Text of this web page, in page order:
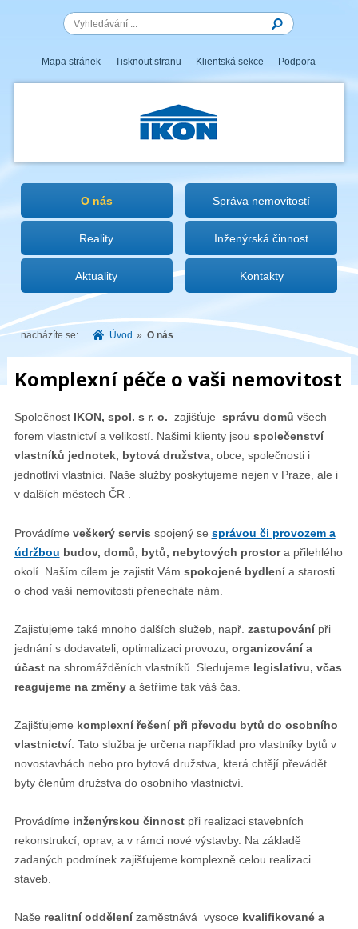
Mapa stránek Tisknout stranu Klientská sekce Podpora
IKON.CZ
O nás Správa nemovitostí
Reality Inženýrská činnost
Aktuality Kontakty
nacházíte se: Úvod » O nás
Komplexní péče o vaši nemovitost
SpolečnostIKON, spol. s r. o. zajišťuje správu domů všech
forem vlastnictví a velikostí. Našimi klienty jsou společenství
vlastníků jednotek, bytová družstva, obce, společnosti i
jednotliví vlastníci. Naše služby poskytujeme nejen v Praze, ale i
v dalších městech ČR .
Provádíme veškerý servis spojený se správou či provozem a
údržbou budov, domů, bytů, nebytových prostora přilehlého
okolí. Naším cílem je zajistit Vám spokojené bydlenía starosti
o chod vaší nemovitosti přenecháte nám.
Zajisťujeme také mnoho dalších služeb, např. zastupovánípři
jednání s dodavateli, optimalizaci provozu, organizování a
účastna shromážděních vlastníků. Sledujeme legislativu, včas
reagujeme na změnya šetříme tak váš čas.
Zajišťujeme komplexní řešení při převodu bytů do osobního
vlastnictví. Tato služba je určena například pro vlastníky bytů v
novostavbách nebo pro bytová družstva, která chtějí převádět
byty členům družstva do osobního vlastnictví.
Provádíme inženýrskou činnostpři realizaci stavebních
rekonstrukcí, oprav, a v rámci nové výstavby. Na základě
zadaných podmínek zajišťujeme komplexně celou realizaci
staveb.
Naše realitní oddělenízaměstnává vysoce kvalifikované a